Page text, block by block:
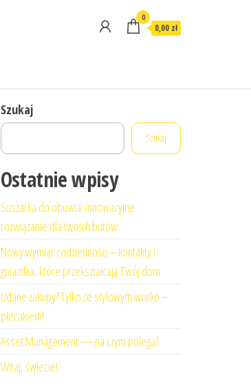
0
0,00 zł
Szukaj
Szukaj
Ostatnie wpisy
Suszarka do obuwia: innowacyjne
rozwiązanie dla twoich butów
Nowy wymiar codzienności – kontakty i
gniazdka, które przekształcają Twój dom
Udane zakupy? Tylko ze stylowym worko –
plecakiem!
Asset Management — na czym polega?
Witaj, świecie!